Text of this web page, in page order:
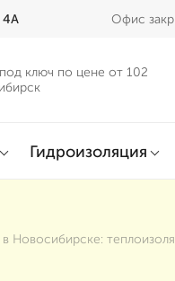
4А Офис
ключ по цене от 102
Гидроизоляция
Новосибирске: